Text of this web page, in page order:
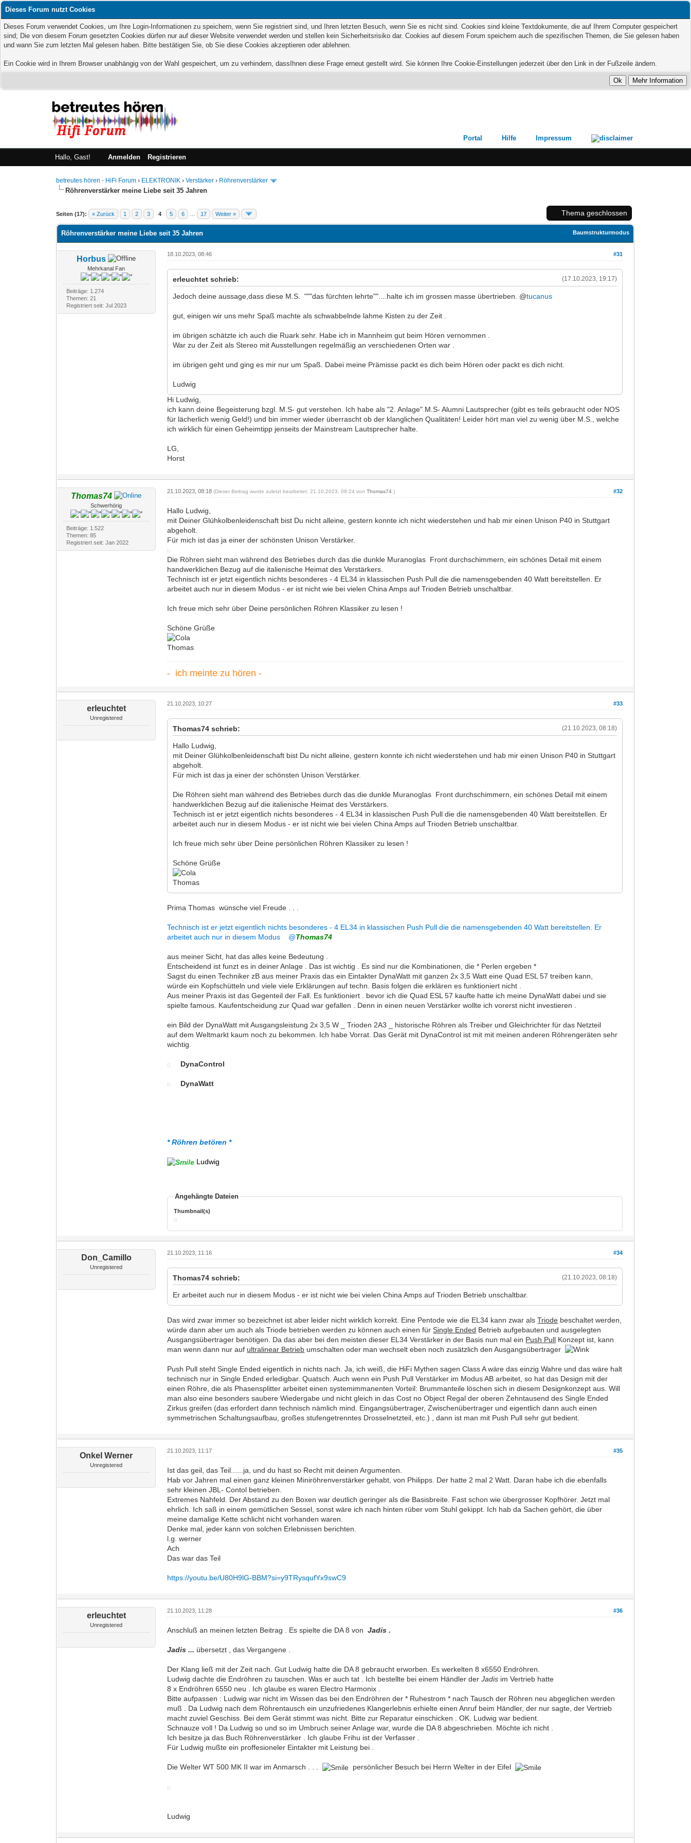
Dieses Forum nutzt Cookies
Dieses Forum verwendet Cookies, um Ihre Login-Informationen zu speichern, wenn Sie registriert sind, und Ihren letzten Besuch, wenn Sie es nicht sind. Cookies sind kleine Textdokumente, die auf Ihrem Computer gespeichert
sind; Die von diesem Forum gesetzten Cookies dürfen nur auf dieser Website verwendet werden und stellen kein Sicherheitsrisiko dar. Cookies auf diesem Forum speichern auch die spezifischen Themen, die Sie gelesen haben
und wann Sie zum letzten Mal gelesen haben. Bitte bestätigen Sie, ob Sie diese Cookies akzeptieren oder ablehnen.
Ein Cookie wird in Ihrem Browser unabhängig von der Wahl gespeichert, um zu verhindern, dassIhnen diese Frage erneut gestellt wird. Sie können Ihre Cookie-Einstellungen jederzeit über den Link in der Fußzeile ändern.
Portal Hilfe Impressum
Hallo, Gast! Anmelden Registrieren
betreutes hören - HiFi Forum› ELEKTRONIK ›Verstärker › Röhrenverstärker
Röhrenverstärker meine Liebe seit 35 Jahren
Seiten (17): « Zurück 1 2 3 4 5 6 17 Weiter » Thema geschlossen
Baumstrukturmodus
Röhrenverstärker meine Liebe seit 35 Jahren
Horbus
Mehrkanal Fan
Beiträge: 1.274
Themen: 21
Registriert seit: Jul 2023
#31
18.10.2023, 08:46
(17.10.2023, 19:17)
erleuchtet schrieb:
Jedoch deine aussage,dass diese M.S. """das fürchten lehrte""....halte ich im grossen masse übertrieben. @tucanus
gut, einigen wir uns mehr Spaß machte als schwabbelnde lahme Kisten zu der Zeit .
im übrigen schätzte ich auch die Ruark sehr. Habe ich in Mannheim gut beim Hören vernommen .
War zu der Zeit als Stereo mit Ausstellungen regelmäßig an verschiedenen Orten war .
im übrigen geht und ging es mir nur um Spaß. Dabei meine Prämisse packt es dich beim Hören oder packt es dich nicht.
Ludwig
Hi Ludwig,
ich kann deine Begeisterung bzgl. M.S- gut verstehen. Ich habe als "2. Anlage" M.S- Alumni Lautsprecher (gibt es teils gebraucht oder NOS
für lächerlich wenig Geld!) und bin immer wieder überrascht ob der klanglichen Qualitäten! Leider hört man viel zu wenig über M.S., welche
ich wirklich für einen Geheimtipp jenseits der Mainstream Lautsprecher halte.
LG,
Horst
Thomas74
Schwerhörig
Beiträge: 1.522
Themen: 85
Registriert seit: Jan 2022
#32
21.10.2023, 08:18(Dieser Beitrag wurde zuletzt bearbeitet: 21.10.2023, 08:24 vonThomas74 .)
Hallo Ludwig,
mit Deiner Glühkolbenleidenschaft bist Du nicht alleine, gestern konnte ich nicht wiederstehen und hab mir einen Unison P40 in Stuttgart
abgeholt.
Für mich ist das ja einer der schönsten Unison Verstärker.
Die Röhren sieht man während des Betriebes durch das die dunkle Muranoglas Front durchschimmern, ein schönes Detail mit einem
handwerklichen Bezug auf die italienische Heimat des Verstärkers.
Technisch ist er jetzt eigentlich nichts besonderes - 4 EL34 in klassischen Push Pull die die namensgebenden 40 Watt bereitstellen. Er
arbeitet auch nur in diesem Modus - er ist nicht wie bei vielen China Amps auf Trioden Betrieb unschaltbar.
Ich freue mich sehr über Deine persönlichen Röhren Klassiker zu lesen !
Schöne Grüße
Thomas
- ich meinte zu hören -
erleuchtet
Unregistered
#33
21.10.2023, 10:27
(21.10.2023, 08:18)
Thomas74 schrieb:
Hallo Ludwig,
mit Deiner Glühkolbenleidenschaft bist Du nicht alleine, gestern konnte ich nicht wiederstehen und hab mir einen Unison P40 in Stuttgart
abgeholt.
Für mich ist das ja einer der schönsten Unison Verstärker.
Die Röhren sieht man während des Betriebes durch das die dunkle Muranoglas Front durchschimmern, ein schönes Detail mit einem
handwerklichen Bezug auf die italienische Heimat des Verstärkers.
Technisch ist er jetzt eigentlich nichts besonderes - 4 EL34 in klassischen Push Pull die die namensgebenden 40 Watt bereitstellen. Er
arbeitet auch nur in diesem Modus - er ist nicht wie bei vielen China Amps auf Trioden Betrieb unschaltbar.
Ich freue mich sehr über Deine persönlichen Röhren Klassiker zu lesen !
Schöne Grüße
Thomas
Prima Thomas wünsche viel Freude . . .
Technisch ist er jetzt eigentlich nichts besonderes - 4 EL34 in klassischen Push Pull die die namensgebenden 40 Watt bereitstellen. Er
arbeitet auch nur in diesem Modus @Thomas74
aus meiner Sicht, hat das alles keine Bedeutung .
Entscheidend ist funzt es in deiner Anlage . Das ist wichtig . Es sind nur die Kombinationen, die * Perlen ergeben *
Sagst du einen Techniker zB aus meiner Praxis das ein Eintakter DynaWatt mit ganzen 2x 3,5 Watt eine Quad ESL 57 treiben kann,
würde ein Kopfschütteln und viele viele Erklärungen auf techn. Basis folgen die erklären es funktioniert nicht .
Aus meiner Praxis ist das Gegenteil der Fall. Es funktioniert . bevor ich die Quad ESL 57 kaufte hatte ich meine DynaWatt dabei und sie
spielte famous. Kaufentscheidung zur Quad war gefallen . Denn in einen neuen Verstärker wollte ich vorerst nicht investieren .
ein Bild der DynaWatt mit Ausgangsleistung 2x 3,5 W _ Trioden 2A3 _ historische Röhren als Treiber und Gleichrichter für das Netzteil
auf dem Weltmarkt kaum noch zu bekommen. Ich habe Vorrat. Das Gerät mit DynaControl ist mit mit meinen anderen Röhrengeräten sehr
wichtig.
DynaControl
DynaWatt
* Röhren betören *
Ludwig
Angehängte Dateien
Thumbnail(s)
Don_Camillo
Unregistered
#34
21.10.2023, 11:16
(21.10.2023, 08:18)
Thomas74 schrieb:
Er arbeitet auch nur in diesem Modus - er ist nicht wie bei vielen China Amps auf Trioden Betrieb unschaltbar.
Das wird zwar immer so bezeichnet ist aber leider nicht wirklich korrekt. Eine Pentode wie die EL34 kann zwar alsTriode beschaltet werden,
würde dann aber um auch als Triode betrieben werden zu können auch einen fürSingle Ended Betrieb aufgebauten und ausgelegten
Ausgangsübertrager benötigen. Da das aber bei den meisten dieser EL34 Verstärker in der Basis nun mal ein Push Pull Konzept ist, kann
man wenn dann nur auf ultralinear Betrieb umschalten oder man wechselt eben noch zusätzlich den Ausgangsübertrager
Push Pull steht Single Ended eigentlich in nichts nach. Ja, ich weiß, die HiFi Mythen sagen Class A wäre das einzig Wahre und das wäre halt
technisch nur in Single Ended erledigbar. Quatsch. Auch wenn ein Push Pull Verstärker im Modus AB arbeitet, so hat das Design mit der
einen Röhre, die als Phasensplitter arbeitet einen systemimmanenten Vorteil: Brummanteile löschen sich in diesem Designkonzept aus. Will
man also eine besonders saubere Wiedergabe und nicht gleich in das Cost no Object Regal der oberen Zehntausend des Single Ended
Zirkus greifen (das erfordert dann technisch nämlich mind. Eingangsübertrager, Zwischenübertrager und eigentlich dann auch einen
symmetrischen Schaltungsaufbau, großes stufengetrenntes Drosselnetzteil, etc.) , dann ist man mit Push Pull sehr gut bedient.
Onkel Werner
Unregistered
#35
21.10.2023, 11:17
Ist das geil, das Teil......ja, und du hast so Recht mit deinen Argumenten.
Hab vor Jahren mal einen ganz kleinen Miniröhrenverstärker gehabt, von Philipps. Der hatte 2 mal 2 Watt. Daran habe ich die ebenfalls
sehr kleinen JBL- Contol betrieben.
Extremes Nahfeld. Der Abstand zu den Boxen war deutlich geringer als die Basisbreite. Fast schon wie übergrosser Kopfhörer. Jetzt mal
ehrlich. Ich saß in einem gemütlichen Sessel, sonst wäre ich nach hinten rüber vom Stuhl gekippt. Ich hab da Sachen gehört, die über
meine damalige Kette schlicht nicht vorhanden waren.
Denke mal, jeder kann von solchen Erlebnissen berichten.
l.g. werner
Ach
Das war das Teil
https://youtu.be/U80H9lG-BBM?si=y9TRysqufYx9swC9
erleuchtet
Unregistered
#36
21.10.2023, 11:28
Anschluß an meinen letzten Beitrag . Es spielte die DA 8 von Jadis .
Jadis ... übersetzt , das Vergangene .
Der Klang ließ mit der Zeit nach. Gut Ludwig hatte die DA 8 gebraucht erworben. Es werkelten 8 x6550 Endröhren.
Ludwig dachte die Endröhren zu tauschen. Was er auch tat . Ich bestellte bei einem Händler derJadis im Vertrieb hatte
8 x Endröhren 6550 neu . Ich glaube es waren Electro Harmonix .
Bitte aufpassen : Ludwig war nicht im Wissen das bei den Endröhren der * Ruhestrom * nach Tausch der Röhren neu abgeglichen werden
muß . Da Ludwig nach dem Röhrentausch ein unzufriedenes Klangerlebnis erhielte einen Anruf beim Händler, der nur sagte, der Vertrieb
macht zuviel Geschiss. Bei dem Gerät stimmt was nicht. Bitte zur Reparatur einschicken . OK. Ludwig war bedient.
Schnauze voll ! Da Ludwig so und so im Umbruch seiner Anlage war, wurde die DA 8 abgeschrieben. Möchte ich nicht .
Ich besitze ja das Buch Röhrenverstärker . Ich glaube Frihu ist der Verfasser .
Für Ludwig mußte ein proffesioneler Eintakter mit Leistung bei .
Die Welter WT 500 MK II war im Anmarsch . . . persönlicher Besuch bei Herrn Welter in der Eifel
Ludwig